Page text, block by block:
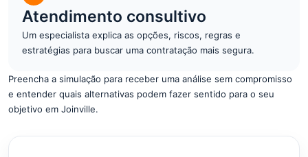
Atendimento consultivo
Um especialista explica as opções, riscos, regras e
estratégias para buscar uma contratação mais segura.
Preencha a simulação para receber uma análise sem compromisso
e entender quais alternativas podem fazer sentido para o seu
objetivo em Joinville.